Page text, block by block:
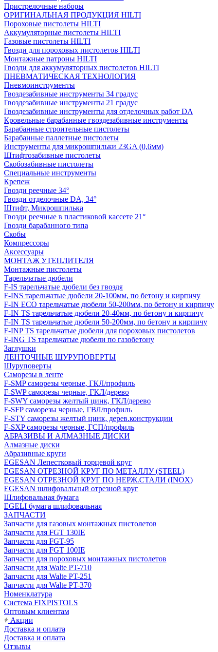
Пристрелочные наборы
ОРИГИНАЛЬНАЯ ПРОДУКЦИЯ HILTI
Пороховые пистолеты HILTI
Аккумуляторные пистолеты HILTI
Газовые пистолеты HILTI
Гвозди для пороховых пистолетов HILTI
Монтажные патроны HILTI
Гвозди для аккумуляторных пистолетов HILTI
ПНЕВМАТИЧЕСКАЯ ТЕХНОЛОГИЯ
Пневмоинструменты
Гвоздезабивные инструменты 34 градус
Гвоздезабивные инструменты 21 градус
Гвоздезабивные инструменты для отделочных работ DA
Кровельные барабанные гвоздезабивные инструменты
Барабанные строительные пистолеты
Барабанные паллетные пистолеты
Инструменты для микрошпильки 23GA (0,6мм)
Штифтозабивные пистолеты
Скобозабивные пистолеты
Специальные инструменты
Крепеж
Гвозди реечные 34°
Гвозди отделочные DA, 34°
Штифт, Микрошпилька
Гвозди реечные в пластиковой кассете 21°
Гвозди барабанного типа
Скобы
Компрессоры
Аксессуары
МОНТАЖ УТЕПЛИТЕЛЯ
Монтажные пистолеты
Тарельчатые дюбели
F-IS тарельчатые дюбели без гвоздя
F-INS тарельчатые дюбели 20-100мм, по бетону и кирпичу
F-IN ECO тарельчатые дюбели 50-200мм, по бетону и кирпичу
F-IN TS тарельчатые дюбели 20-40мм, по бетону и кирпичу
F-IN TS тарельчатые дюбели 50-200мм, по бетону и кирпичу
F-INP TS тарельчатые дюбели для пороховых пистолетов
F-ING TS тарельчатые дюбели по газобетону
Заглушки
ЛЕНТОЧНЫЕ ШУРУПОВЕРТЫ
Шуруповерты
Саморезы в ленте
F-SMP саморезы черные, ГКЛ/профиль
F-SWP саморезы черные, ГКЛ/дерево
F-SWY саморезы желтый цинк, ГКЛ/дерево
F-SFP саморезы черные, ГВЛ/профиль
F-STY саморезы желтый цинк, дерев.конструкции
F-SXP саморезы черные, ГСП/профиль
АБРАЗИВЫ И АЛМАЗНЫЕ ДИСКИ
Алмазные диски
Абразивные круги
EGESAN Лепестковый торцевой круг
EGESAN ОТРЕЗНОЙ КРУГ ПО МЕТАЛЛУ (STEEL)
EGESAN ОТРЕЗНОЙ КРУГ ПО НЕРЖ.СТАЛИ (INOX)
EGESAN шлифовальный отрезной круг
Шлифовальная бумага
EGELI бумага шлифовальная
ЗАПЧАСТИ
Запчасти для газовых монтажных пистолетов
Запчасти для FGT 130IE
Запчасти для FGT-95
Запчасти для FGT 100IE
Запчасти для пороховых монтажных пистолетов
Запчасти для Walte PT-710
Запчасти для Walte PT-251
Запчасти для Walte PT-370
Номенклатура
Система FIXPISTOLS
Оптовым клиентам
Акции
Доставка и оплата
Доставка и оплата
Отзывы